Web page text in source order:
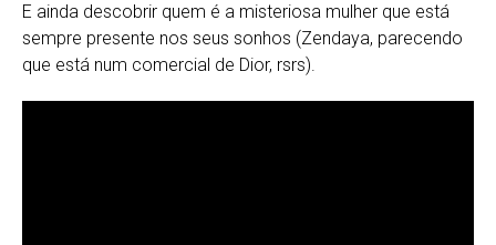
E ainda descobrir quem é a misteriosa mulher que está
sempre presente nos seus sonhos (Zendaya, parecendo
que está num comercial de Dior, rsrs).